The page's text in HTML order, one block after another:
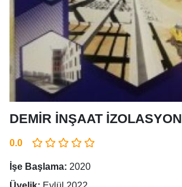
DEMİR İNŞAAT İZOLASYON
0.0
İşe Başlama: 2020